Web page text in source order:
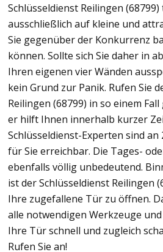
Schlüsseldienst Reilingen
ausschließlich auf kleine und
Sie gegenüber der Konkurrenz
können. Sollte sich Sie daher in
Ihren eigenen vier Wänden
kein Grund zur Panik. Rufen Sie
Reilingen (68799) in so einem
er hilft Ihnen innerhalb kurzer
Schlüsseldienst-Experten sind an
für Sie erreichbar. Die Tages-
ebenfalls völlig unbedeutend.
ist der Schlüsseldienst Reilingen
Ihre zugefallene Tür zu öffnen.
alle notwendigen Werkzeuge
Ihre Tür schnell und zugleich
Rufen Sie an!